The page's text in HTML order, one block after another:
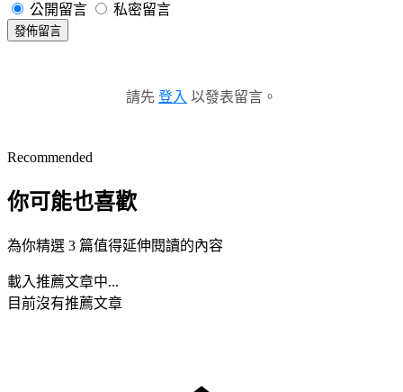
公開留言 私密留言
發佈留言
請先 登入 以發表留言。
Recommended
你可能也喜歡
為你精選 3 篇值得延伸閱讀的內容
載入推薦文章中...
目前沒有推薦文章